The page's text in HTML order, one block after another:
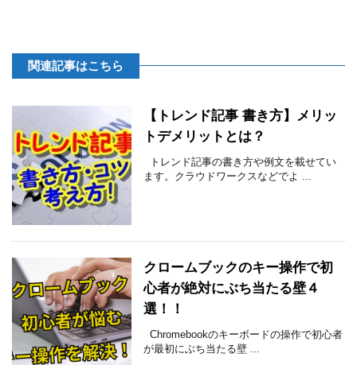
関連記事はこちら
【トレンド記事 書き方】メリッ
トデメリットとは？
トレンド記事の書き方や例文を載せてい
ます。クラウドワークスなどでよ ...
クロームブックのキー操作で初
心者が絶対にぶち当たる壁４
選！！
Chromebookのキーボードの操作で初心者
が最初にぶち当たる壁 ...